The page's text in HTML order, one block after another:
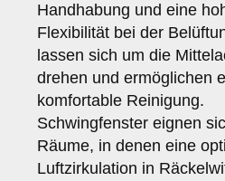
Handhabung und eine
Flexibilität bei der
lassen sich um die
drehen und ermöglichen
komfortable Reinigung.
Schwingfenster eignen
Räume, in denen eine
Luftzirkulation in